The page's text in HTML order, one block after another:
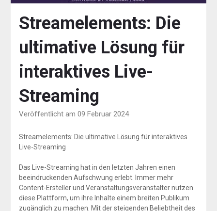
Streamelements: Die
ultimative Lösung für
interaktives Live-
Streaming
Veröffentlicht am 09 Februar 2024
Streamelements: Die ultimative Lösung für interaktives
Live-Streaming
Das Live-Streaming hat in den letzten Jahren einen
beeindruckenden Aufschwung erlebt. Immer mehr
Content-Ersteller und Veranstaltungsveranstalter nutzen
diese Plattform, um ihre Inhalte einem breiten Publikum
zugänglich zu machen. Mit der steigenden Beliebtheit des